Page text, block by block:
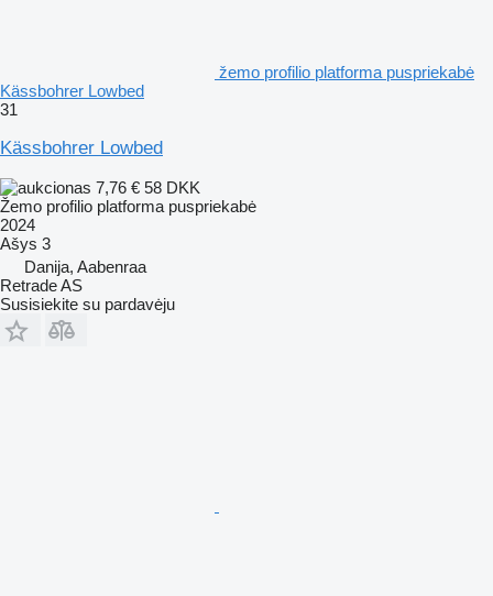
žemo profilio platforma puspriekabė
Kässbohrer Lowbed
31
Kässbohrer Lowbed
7,76 € 58 DKK
Žemo profilio platforma puspriekabė
2024
Ašys 3
Danija, Aabenraa
Retrade AS
Susisiekite su pardavėju